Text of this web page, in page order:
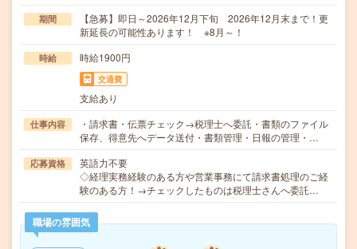
期間
【急募】即日～2026年12月下旬 2026年12月末まで！更
新延長の可能性あります！ ※8月～！
時給 時給1900円
交通費
支給あり
仕事内容
・請求書・伝票チェック→税理士へ委託・書類のファイル
保存、得意先へデータ送付・書類管理・日報の管理・…
応募資格
英語力不要
◇経理実務経験のある方や営業事務にて請求書処理のご経
験のある方！→チェックしたものは税理士さんへ委託…
職場の雰囲気